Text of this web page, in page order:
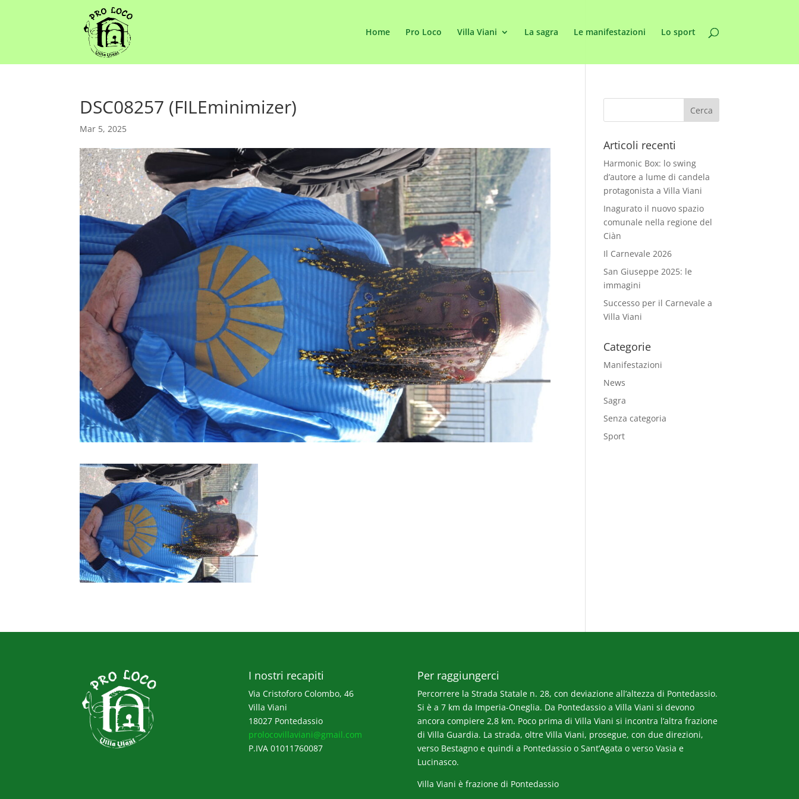
Home Pro Loco Villa Viani La sagra Le manifestazioni Lo sport
DSC08257 (FILEminimizer)
Mar 5, 2025
Articoli recenti
Harmonic Box: lo swing
d’autore a lume di candela
protagonista a Villa Viani
Inagurato il nuovo spazio
comunale nella regione del
Ciàn
Il Carnevale 2026
San Giuseppe 2025: le
immagini
Successo per il Carnevale a
Villa Viani
Categorie
Manifestazioni
News
Sagra
Senza categoria
Sport
I nostri recapiti
Via Cristoforo Colombo, 46
Villa Viani
18027 Pontedassio
prolocovillaviani@gmail.com
P.IVA 01011760087
Per raggiungerci
Percorrere la Strada Statale n. 28, con deviazione all’altezza di Pontedassio.
Si è a 7 km da Imperia-Oneglia. Da Pontedassio a Villa Viani si devono
ancora compiere 2,8 km. Poco prima di Villa Viani si incontra l’altra frazione
di Villa Guardia. La strada, oltre Villa Viani, prosegue, con due direzioni,
verso Bestagno e quindi a Pontedassio o Sant’Agata o verso Vasia e
Lucinasco.
Villa Viani è frazione di Pontedassio